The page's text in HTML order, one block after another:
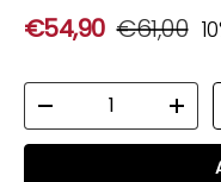
Prezzo di vendita
€54,90 Prezzo
€61,00
Diminuire la quantità